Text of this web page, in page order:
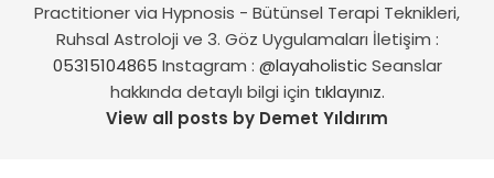
Practitioner via Hypnosis - Bütünsel Terapi Teknikleri,
Ruhsal Astroloji ve 3. Göz Uygulamaları İletişim :
05315104865 Instagram : @layaholisticSeanslar
hakkında detaylı bilgi için tıklayınız.
View all posts by Demet Yıldırım